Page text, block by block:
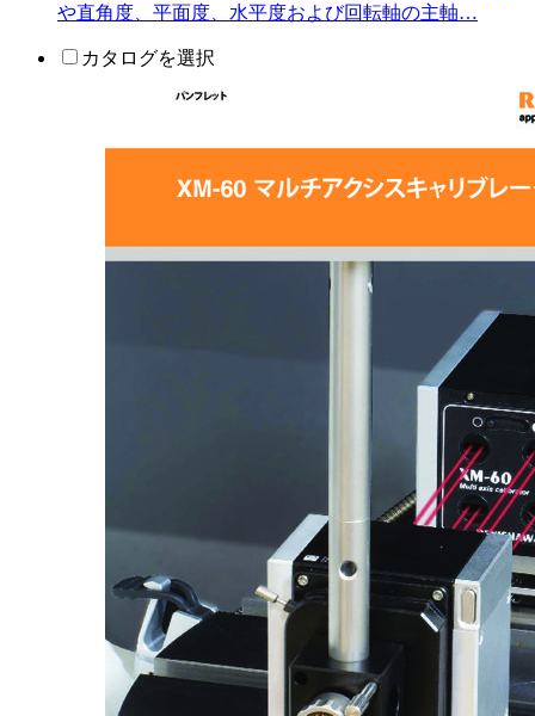
や直角度、平面度、水平度および回転軸の主軸…
カタログを選択